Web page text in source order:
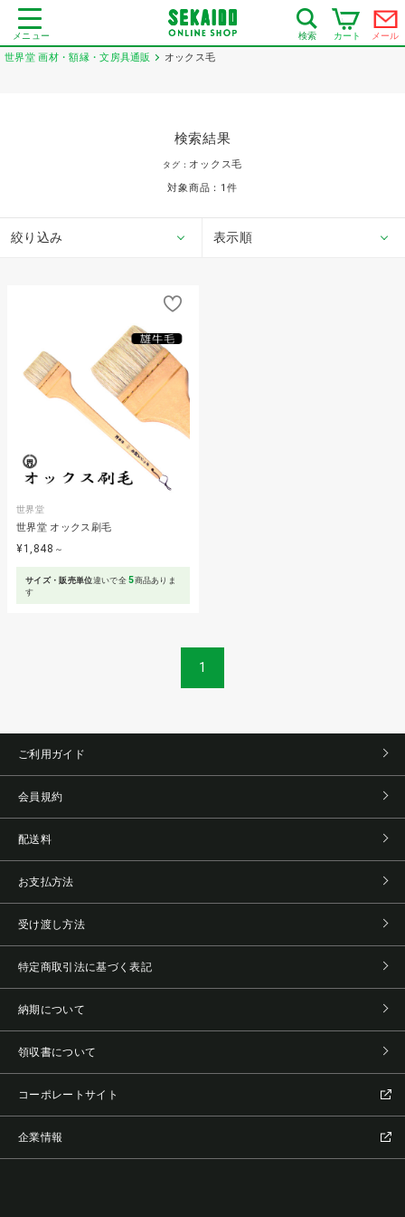
メニュー 検索 カート メール
世界堂 画材・額縁・文房具通販 オックス毛
検索結果
タグ： オックス毛
対象商品： 1 件
絞り込み 表示順
世界堂
世界堂 オックス刷毛
¥1,848 ～
サイズ・販売単位違いで全5商品ありま
す
1
ご利用ガイド
会員規約
配送料
お支払方法
受け渡し方法
特定商取引法に基づく表記
納期について
領収書について
コーポレートサイト
企業情報